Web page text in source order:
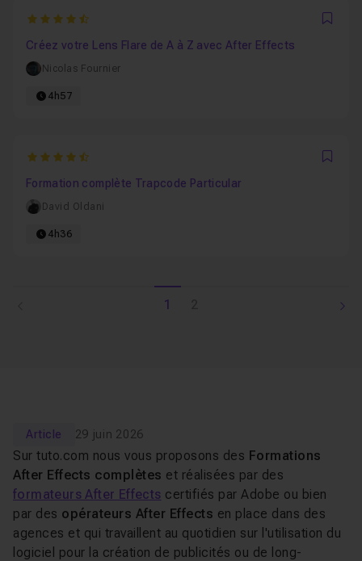
4.6666666666667
Créez votre Lens Flare de A à Z avec After Effects
Nicolas Fournier
4h57
4.6129032258065
Formation complète Trapcode Particular
David Oldani
4h36
1
Article 29 juin 2026
Sur tuto.com nous vous proposons des Formations
After Effects complètes et réalisées par des
formateurs After Effects certifiés par Adobe ou bien
par des opérateurs After Effects en place dans des
agences et qui travaillent au quotidien sur l'utilisation du
logiciel pour la création de publicités ou de long-